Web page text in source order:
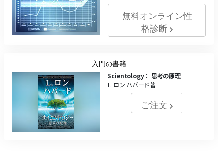
無料オンライン性
格診断
入門の書籍
Scientology： 思考の原理
L. ロン ハバード著
ご注文